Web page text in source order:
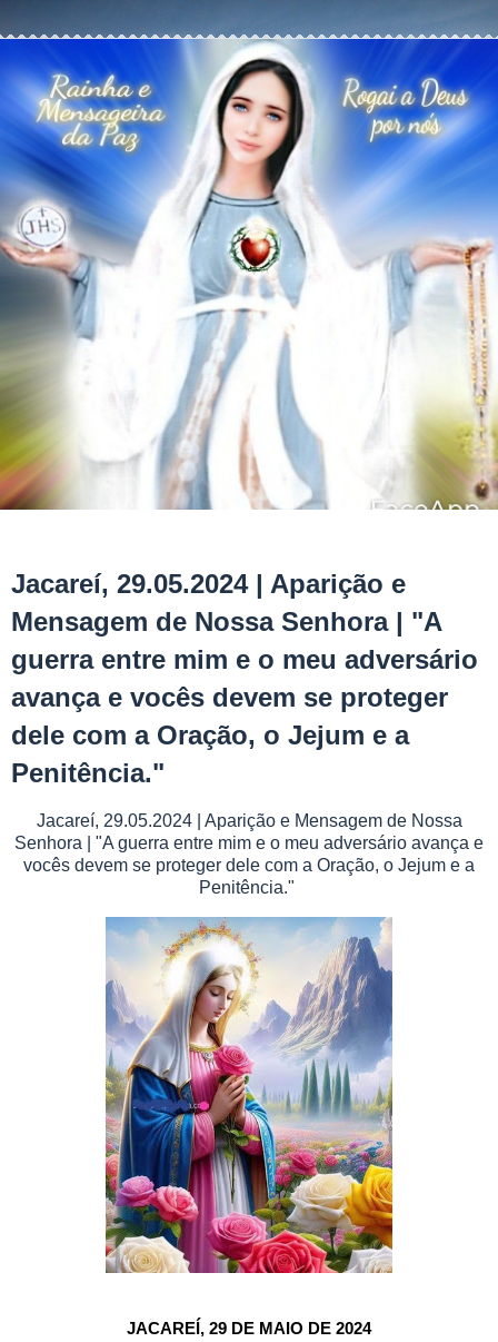
Jacareí, 29.05.2024 | Aparição e
Mensagem de Nossa Senhora | "A
guerra entre mim e o meu adversário
avança e vocês devem se proteger
dele com a Oração, o Jejum e a
Penitência."
Jacareí, 29.05.2024 | Aparição e Mensagem de Nossa
Senhora | "A guerra entre mim e o meu adversário avança e
vocês devem se proteger dele com a Oração, o Jejum e a
Penitência."
JACAREÍ, 29 DE MAIO DE 2024